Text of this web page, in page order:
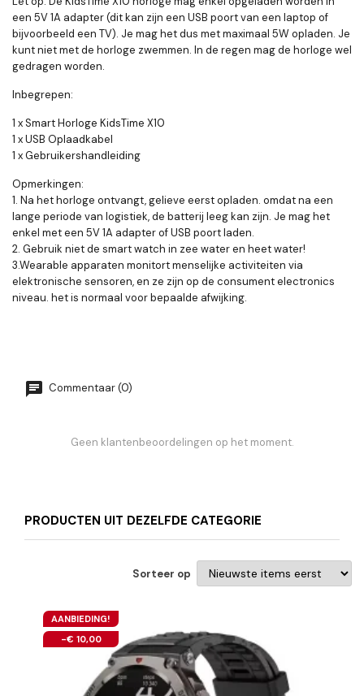
een 5V 1A adapter (dit kan zijn een USB poort van een laptop of
bijvoorbeeld een TV). Je mag het dus met maximaal 5W opladen. Je
kunt niet met de horloge zwemmen. In de regen mag de horloge wel
gedragen worden.
Inbegrepen:
1 x Smart Horloge KidsTime X10
1 x USB Oplaadkabel
1 x Gebruikershandleiding
Opmerkingen:
1. Na het horloge ontvangt, gelieve eerst opladen. omdat na een
lange periode van logistiek, de batterij leeg kan zijn. Je mag het
enkel met een 5V 1A adapter of USB poort laden.
2. Gebruik niet de smart watch in zee water en heet water!
3.Wearable apparaten monitort menselijke activiteiten via
elektronische sensoren, en ze zijn op de consument electronics
niveau. het is normaal voor bepaalde afwijking.
Commentaar (0)
Geen klantenbeoordelingen op het moment.
PRODUCTEN UIT DEZELFDE CATEGORIE
Sorteer op
AANBIEDING!
-€ 10,00